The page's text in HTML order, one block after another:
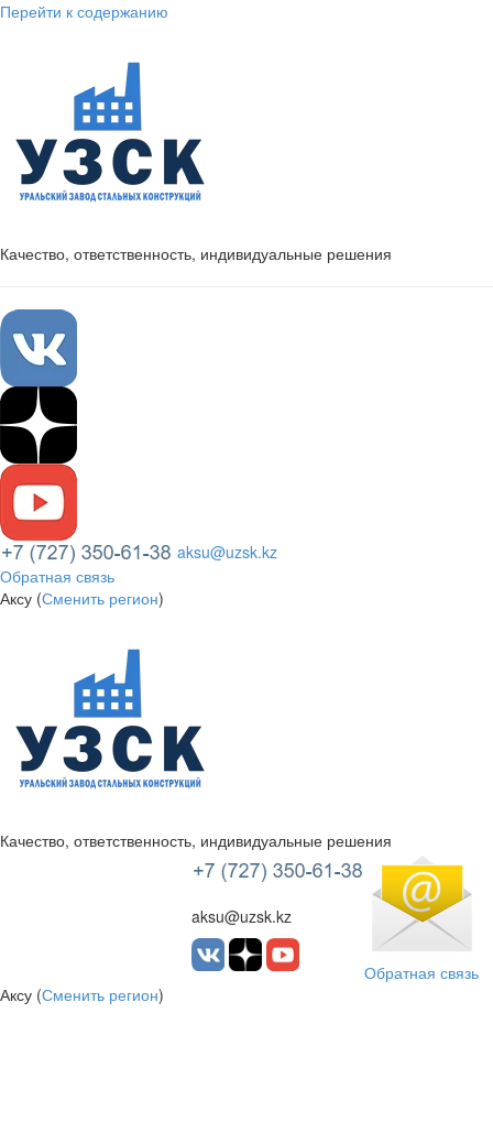
Перейти к содержанию
Качество, ответственность, индивидуальные решения
aksu@uzsk.kz
Обратная связь
Аксу (Сменить регион)
УЗСК Казахстан
Качество, ответственность, индивидуальные решения
aksu@uzsk.kz
Обратная связь
Аксу (Сменить регион)